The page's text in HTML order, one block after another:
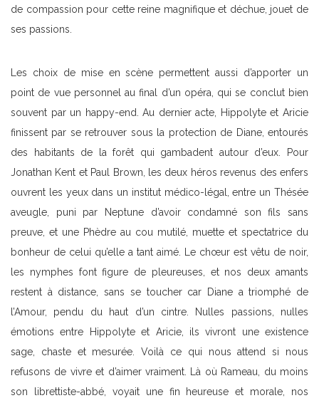
de compassion pour cette reine magnifique et déchue, jouet de
ses passions.
Les choix de mise en scène permettent aussi d’apporter un
point de vue personnel au final d’un opéra, qui se conclut bien
souvent par un happy-end. Au dernier acte, Hippolyte et Aricie
finissent par se retrouver sous la protection de Diane, entourés
des habitants de la forêt qui gambadent autour d’eux. Pour
Jonathan Kent et Paul Brown, les deux héros revenus des enfers
ouvrent les yeux dans un institut médico-légal, entre un Thésée
aveugle, puni par Neptune d’avoir condamné son fils sans
preuve, et une Phèdre au cou mutilé, muette et spectatrice du
bonheur de celui qu’elle a tant aimé. Le chœur est vêtu de noir,
les nymphes font figure de pleureuses, et nos deux amants
restent à distance, sans se toucher car Diane a triomphé de
l’Amour, pendu du haut d’un cintre. Nulles passions, nulles
émotions entre Hippolyte et Aricie, ils vivront une existence
sage, chaste et mesurée. Voilà ce qui nous attend si nous
refusons de vivre et d’aimer vraiment. Là où Rameau, du moins
son librettiste-abbé, voyait une fin heureuse et morale, nos